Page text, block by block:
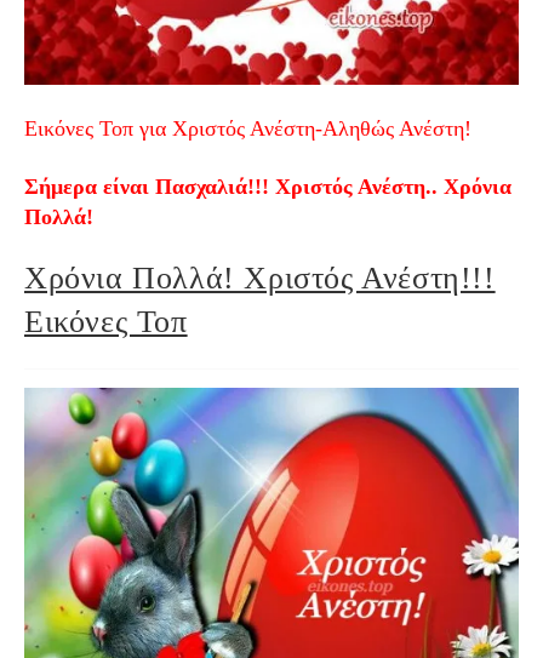
Εικόνες Τοπ για Χριστός Ανέστη-Αληθώς Ανέστη!
Σήμερα είναι Πασχαλιά!!! Χριστός Ανέστη.. Χρόνια
Πολλά!
Χρόνια Πολλά! Χριστός Ανέστη!!!
Εικόνες Τοπ